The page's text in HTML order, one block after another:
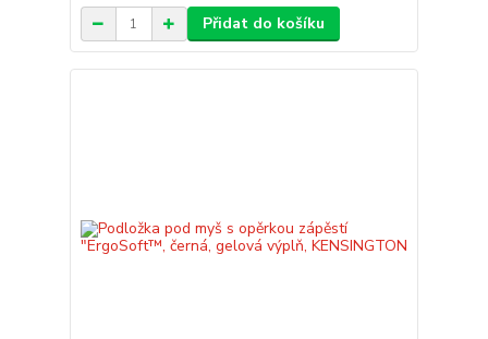
Přidat do košíku